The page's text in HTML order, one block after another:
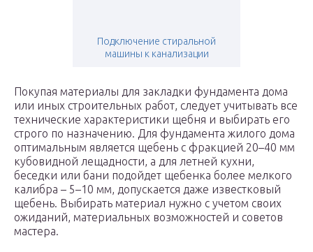
Подключение стиральной
машины к канализации
Покупая материалы для закладки фундамента дома
или иных строительных работ, следует учитывать все
технические характеристики щебня и выбирать его
строго по назначению. Для фундамента жилого дома
оптимальным является щебень с фракцией 20–40 мм
кубовидной лещадности, а для летней кухни,
беседки или бани подойдет щебенка более мелкого
калибра – 5–10 мм, допускается даже известковый
щебень. Выбирать материал нужно с учетом своих
ожиданий, материальных возможностей и советов
мастера.